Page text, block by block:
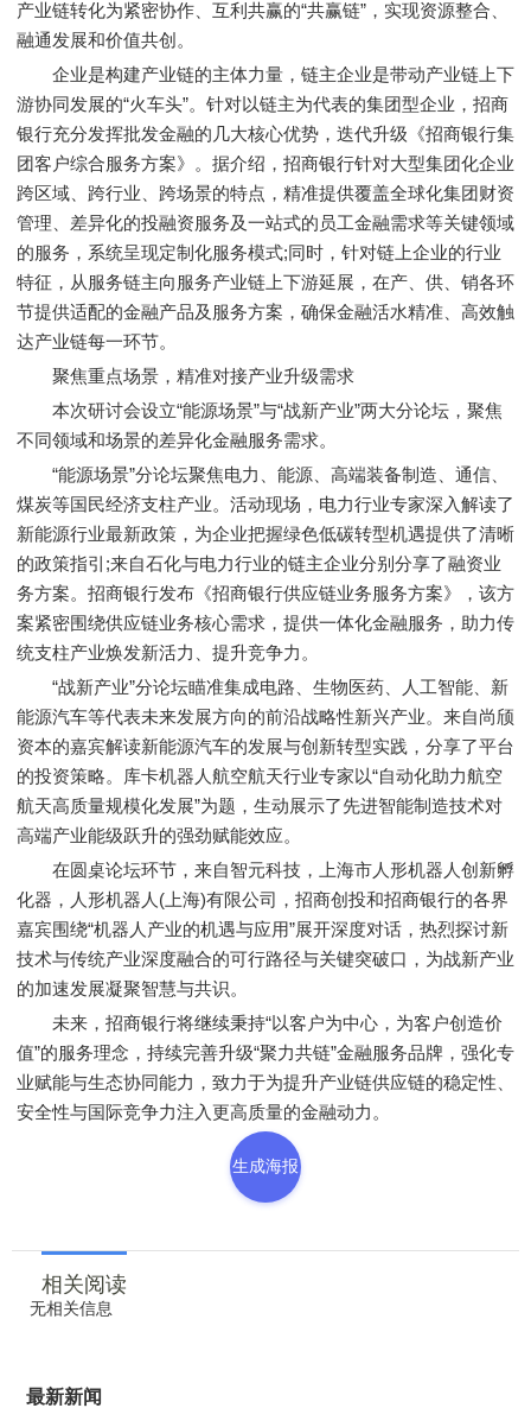
产业链转化为紧密协作、互利共赢的“共赢链”，实现资源整合、
融通发展和价值共创。
企业是构建产业链的主体力量，链主企业是带动产业链上下
游协同发展的“火车头”。针对以链主为代表的集团型企业，招商
银行充分发挥批发金融的几大核心优势，迭代升级《招商银行集
团客户综合服务方案》。据介绍，招商银行针对大型集团化企业
跨区域、跨行业、跨场景的特点，精准提供覆盖全球化集团财资
管理、差异化的投融资服务及一站式的员工金融需求等关键领域
的服务，系统呈现定制化服务模式;同时，针对链上企业的行业
特征，从服务链主向服务产业链上下游延展，在产、供、销各环
节提供适配的金融产品及服务方案，确保金融活水精准、高效触
达产业链每一环节。
聚焦重点场景，精准对接产业升级需求
本次研讨会设立“能源场景”与“战新产业”两大分论坛，聚焦
不同领域和场景的差异化金融服务需求。
“能源场景”分论坛聚焦电力、能源、高端装备制造、通信、
煤炭等国民经济支柱产业。活动现场，电力行业专家深入解读了
新能源行业最新政策，为企业把握绿色低碳转型机遇提供了清晰
的政策指引;来自石化与电力行业的链主企业分别分享了融资业
务方案。招商银行发布《招商银行供应链业务服务方案》，该方
案紧密围绕供应链业务核心需求，提供一体化金融服务，助力传
统支柱产业焕发新活力、提升竞争力。
“战新产业”分论坛瞄准集成电路、生物医药、人工智能、新
能源汽车等代表未来发展方向的前沿战略性新兴产业。来自尚颀
资本的嘉宾解读新能源汽车的发展与创新转型实践，分享了平台
的投资策略。库卡机器人航空航天行业专家以“自动化助力航空
航天高质量规模化发展”为题，生动展示了先进智能制造技术对
高端产业能级跃升的强劲赋能效应。
在圆桌论坛环节，来自智元科技，上海市人形机器人创新孵
化器，人形机器人(上海)有限公司，招商创投和招商银行的各界
嘉宾围绕“机器人产业的机遇与应用”展开深度对话，热烈探讨新
技术与传统产业深度融合的可行路径与关键突破口，为战新产业
的加速发展凝聚智慧与共识。
未来，招商银行将继续秉持“以客户为中心，为客户创造价
值”的服务理念，持续完善升级“聚力共链”金融服务品牌，强化专
业赋能与生态协同能力，致力于为提升产业链供应链的稳定性、
安全性与国际竞争力注入更高质量的金融动力。
生成海报
相关阅读
无相关信息
最新新闻